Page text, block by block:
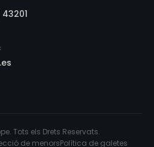
Tots els Drets Reservats.
de menorsPolítica de galetes